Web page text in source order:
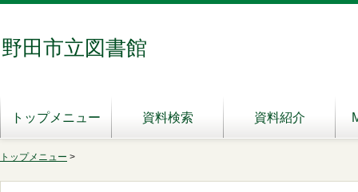
野田市立図書館
トップメニュー 資料検索 資料紹介
トップメニュー >